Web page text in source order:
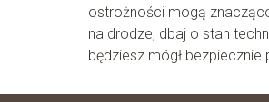
ostrożności mogą
na drodze, dbaj o stan
będziesz mógł